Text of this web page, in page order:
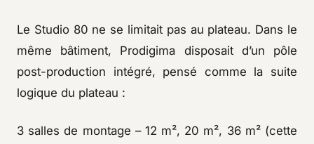
Le Studio 80 ne se limitait pas au plateau. Dans le
même bâtiment, Prodigima disposait d’un pôle
post-production intégré, pensé comme la suite
logique du plateau :
3 salles de montage – 12 m², 20 m², 36 m² (cette